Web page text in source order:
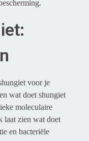
voor je
wat doet shungiet
moleculaire
laat zien wat doet
en bacteriële